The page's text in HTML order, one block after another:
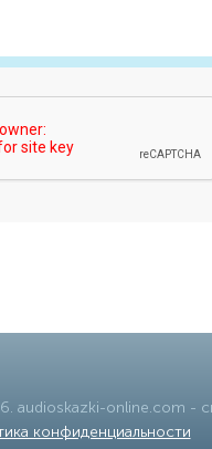
. audioskazki-online.com -
конфиденциальности